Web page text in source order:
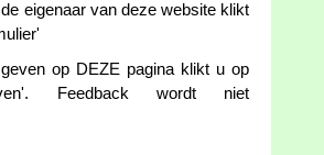
eigenaar van deze website klikt
op DEZE pagina klikt u op
Feedback wordt niet